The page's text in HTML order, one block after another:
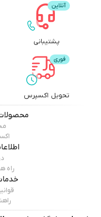
پشتیبانی
تحویل اکسپرس
راه